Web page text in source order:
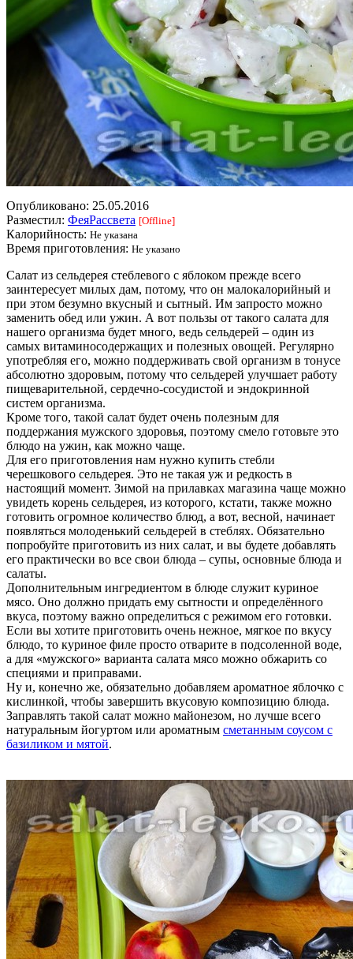
Опубликовано: 25.05.2016
Разместил: ФеяРассвета [Offline]
Калорийность: Не указана
Время приготовления: Не указано
Салат из сельдерея стеблевого с яблоком прежде всего
заинтересует милых дам, потому, что он малокалорийный и
при этом безумно вкусный и сытный. Им запросто можно
заменить обед или ужин. А вот пользы от такого салата для
нашего организма будет много, ведь сельдерей – один из
самых витаминосодержащих и полезных овощей. Регулярно
употребляя его, можно поддерживать свой организм в тонусе
абсолютно здоровым, потому что сельдерей улучшает работу
пищеварительной, сердечно-сосудистой и эндокринной
систем организма.
Кроме того, такой салат будет очень полезным для
поддержания мужского здоровья, поэтому смело готовьте это
блюдо на ужин, как можно чаще.
Для его приготовления нам нужно купить стебли
черешкового сельдерея. Это не такая уж и редкость в
настоящий момент. Зимой на прилавках магазина чаще можно
увидеть корень сельдерея, из которого, кстати, также можно
готовить огромное количество блюд, а вот, весной, начинает
появляться молоденький сельдерей в стеблях. Обязательно
попробуйте приготовить из них салат, и вы будете добавлять
его практически во все свои блюда – супы, основные блюда и
салаты.
Дополнительным ингредиентом в блюде служит куриное
мясо. Оно должно придать ему сытности и определённого
вкуса, поэтому важно определиться с режимом его готовки.
Если вы хотите приготовить очень нежное, мягкое по вкусу
блюдо, то куриное филе просто отварите в подсоленной воде,
а для «мужского» варианта салата мясо можно обжарить со
специями и приправами.
Ну и, конечно же, обязательно добавляем ароматное яблочко с
кислинкой, чтобы завершить вкусовую композицию блюда.
Заправлять такой салат можно майонезом, но лучше всего
натуральным йогуртом или ароматным сметанным соусом с
базиликом и мятой.